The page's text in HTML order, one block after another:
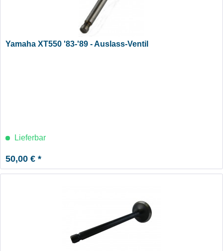
Yamaha XT550 '83-'89 - Auslass-Ventil
Lieferbar
50,00 € *